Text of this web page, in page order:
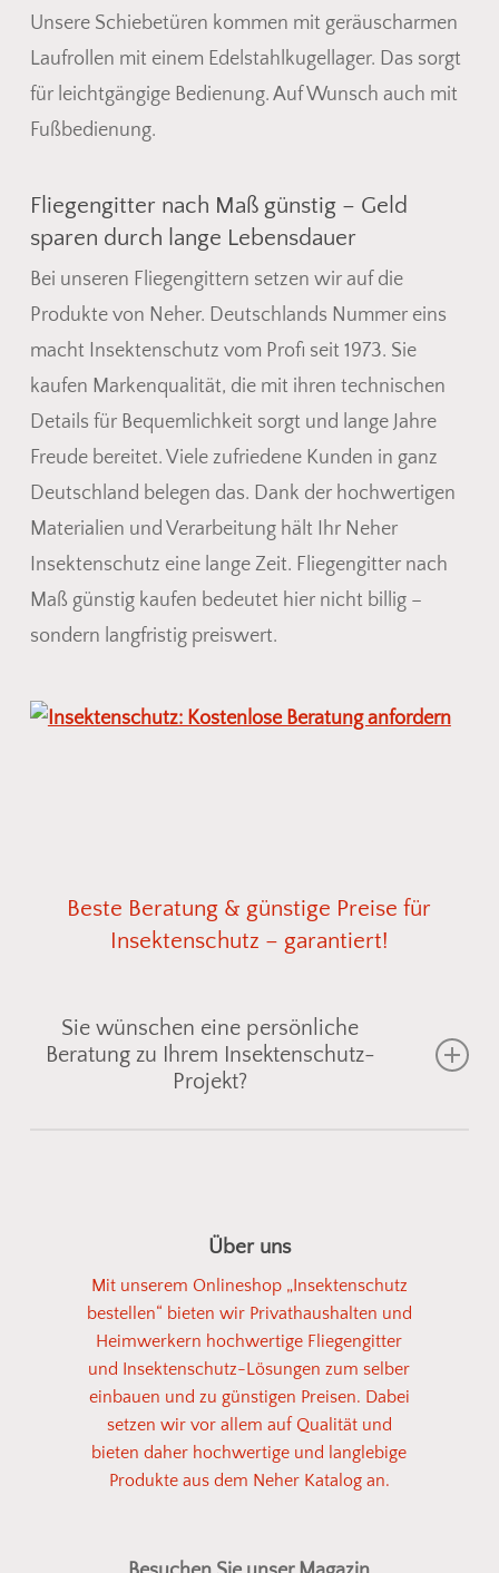
Unsere Schiebetüren kommen mit geräuscharmen
Laufrollen mit einem Edelstahlkugellager. Das sorgt
für leichtgängige Bedienung. Auf Wunsch auch mit
Fußbedienung.
Fliegengitter nach Maß günstig – Geld
sparen durch lange Lebensdauer
Bei unseren Fliegengittern setzen wir auf die
Produkte von Neher. Deutschlands Nummer eins
macht Insektenschutz vom Profi seit 1973. Sie
kaufen Markenqualität, die mit ihren technischen
Details für Bequemlichkeit sorgt und lange Jahre
Freude bereitet. Viele zufriedene Kunden in ganz
Deutschland belegen das. Dank der hochwertigen
Materialien und Verarbeitung hält Ihr Neher
Insektenschutz eine lange Zeit. Fliegengitter nach
Maß günstig kaufen bedeutet hier nicht billig –
sondern langfristig preiswert.
Beste Beratung & günstige Preise für
Insektenschutz – garantiert!
Sie wünschen eine persönliche
Beratung zu Ihrem Insektenschutz-
Projekt?
Einbausituation. Senden Sie uns einfach ein Foto
vom gewünschten Bereich, und wir zeigen Ihnen
geeigneteFliegengitter oderSpannrahmen
unserem Sortiment. So einfach kann
Insektenschutz sein!
Fotos senden
Über uns
Mit unserem Onlineshop „Insektenschutz
bestellen“ bieten wir Privathaushalten und
Heimwerkern hochwertige Fliegengitter
und Insektenschutz-Lösungen zum selber
einbauen und zu günstigen Preisen. Dabei
setzen wir vor allem auf Qualität und
bieten daher hochwertige und langlebige
Produkte aus dem Neher Katalog an.